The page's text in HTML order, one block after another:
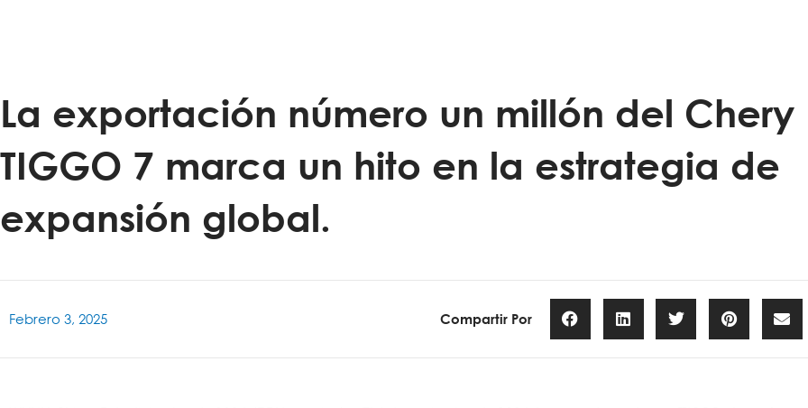
La exportación número un millón del Chery
TIGGO 7 marca un hito en la estrategia de
expansión global.​
Febrero 3, 2025 Compartir Por